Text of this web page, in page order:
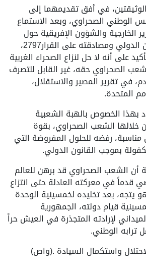
في أفق تقديمهما إلى
الوطني الصحراوي، وبعد الاستماع
والشؤون الإفريقية حول
مناقشات مجلس الأمن الدولي ومصادقته على القرار2797،
على أنه لا حل لنزاع الصحراء الغربية
الصحراوي حقه، غير القابل للتصرف
في تقرير المصير والاستقلال،
المتحدة.
بهذا الخصوص بالهبة الشعبية
خلالها الشعب الصحراوي، بقوة
رفضه للحلول المفروضة التي
بموجب القانون الدولي.
أن الشعب الصحراوي قد برهن للعالم
قدماً في معركته العادلة حتى انتزاع
يتجه، بعد تخليده لخمسينية الوحدة
قيام دولته، الجمهورية
لإرادته المتجذرة في العيش حراً
ترابه الوطني.
واستكمال السيادة .(واص)